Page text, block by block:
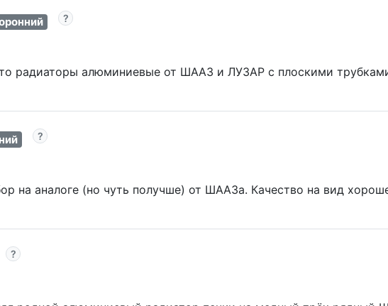
радиаторы алюминиевые от ШААЗ и ЛУЗАР с плоскими
на аналоге (но чуть получше) от ШААЗа. Качество на вид